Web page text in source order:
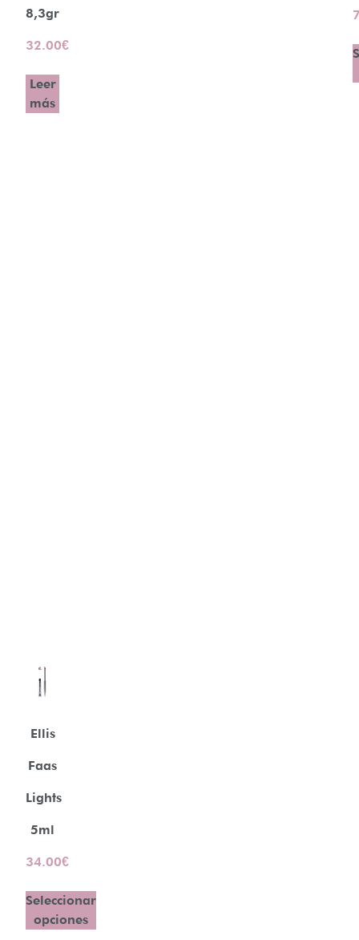
8,3gr
32.00€
Leer
más
Ellis
Faas
Lights
5ml
34.00€
Seleccionar
opciones